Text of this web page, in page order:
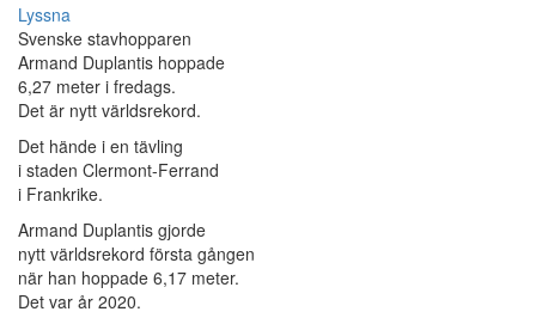
Lyssna
Svenske stavhopparen
Armand Duplantis hoppade
6,27 meter i fredags.
Det är nytt världsrekord.
Det hände i en tävling
i staden Clermont-Ferrand
i Frankrike.
Armand Duplantis gjorde
nytt världsrekord första gången
när han hoppade 6,17 meter.
Det var år 2020.